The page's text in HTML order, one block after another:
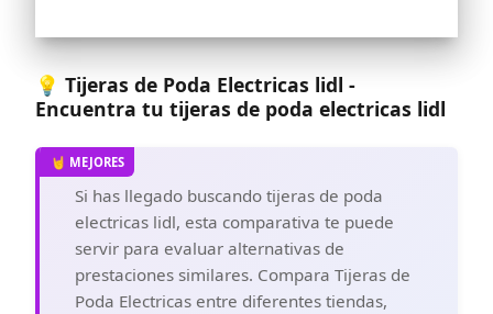
y empuñadura antideslizante; soporte
un 47% la presión); mango auxiliar
rotativo (apto para zurdos/diestros).
inalámbrica innovadora y mejorada!
Fabricada con cuchillas de material SK7
avanzado, ofrece precisión
incomparable. Tamaños de corte
ajustables en dos configuraciones: 25
mm y hasta 50 mm. Mejora tu
experiencia con mayor control y
💡 Tijeras de Poda Electricas lidl -
Encuentra tu tijeras de poda electricas lidl
Si has llegado buscando tijeras de poda
electricas lidl, esta comparativa te puede
servir para evaluar alternativas de
prestaciones similares. Compara Tijeras de
Poda Electricas entre diferentes tiendas,